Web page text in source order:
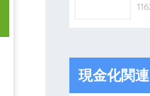
現金化関